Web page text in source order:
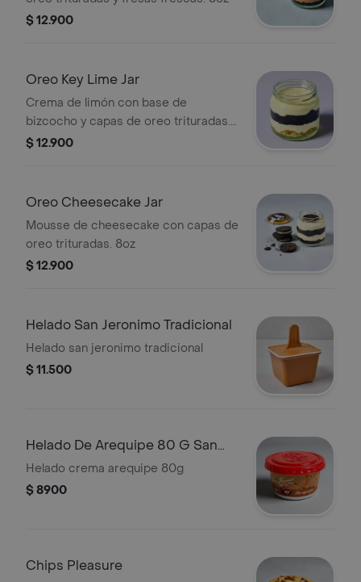
$ 12.900
Oreo Key Lime Jar
Crema de limón con base de
bizcocho y capas de oreo trituradas.
8oz
$ 12.900
Oreo Cheesecake Jar
Mousse de cheesecake con capas de
oreo trituradas. 8oz
$ 12.900
Helado San Jeronimo Tradicional
Helado san jeronimo tradicional
$ 11.500
Helado De Arequipe 80 G San
Jeronimo
Helado crema arequipe 80g
$ 8900
Chips Pleasure